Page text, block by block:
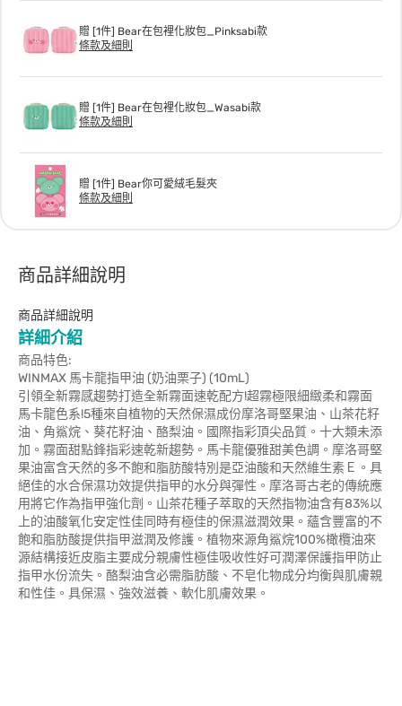
贈 [1件] Bear在包裡化妝包_Pinksabi款
條款及細則
贈 [1件] Bear在包裡化妝包_Wasabi款
條款及細則
贈 [1件] Bear你可愛絨毛髮夾
條款及細則
商品詳細說明
商品詳細說明
詳細介紹
商品特色:
WINMAX 馬卡龍指甲油 (奶油栗子) (10mL)
引領全新霧感趨勢打造全新霧面速乾配方!超霧極限細緻柔和霧面
馬卡龍色系!5種來自植物的天然保濕成份摩洛哥堅果油、山茶花籽
油、角鯊烷、葵花籽油、酪梨油。國際指彩頂尖品質。十大類未添
加。霧面甜點鋒指彩速乾新趨勢。馬卡龍優雅甜美色調。摩洛哥堅
果油富含天然的多不飽和脂肪酸特別是亞油酸和天然維生素Ｅ。具
絕佳的水合保濕功效提供指甲的水分與彈性。摩洛哥古老的傳統應
用將它作為指甲強化劑。山茶花種子萃取的天然指物油含有83%以
上的油酸氧化安定性佳同時有極佳的保濕滋潤效果。蘊含豐富的不
飽和脂肪酸提供指甲滋潤及修護。植物來源角鯊烷100%橄欖油來
源結構接近皮脂主要成分親膚性極佳吸收性好可潤澤保護指甲防止
指甲水份流失。酪梨油含必需脂肪酸、不皂化物成分均衡與肌膚親
和性佳。具保濕、強效滋養、軟化肌膚效果。